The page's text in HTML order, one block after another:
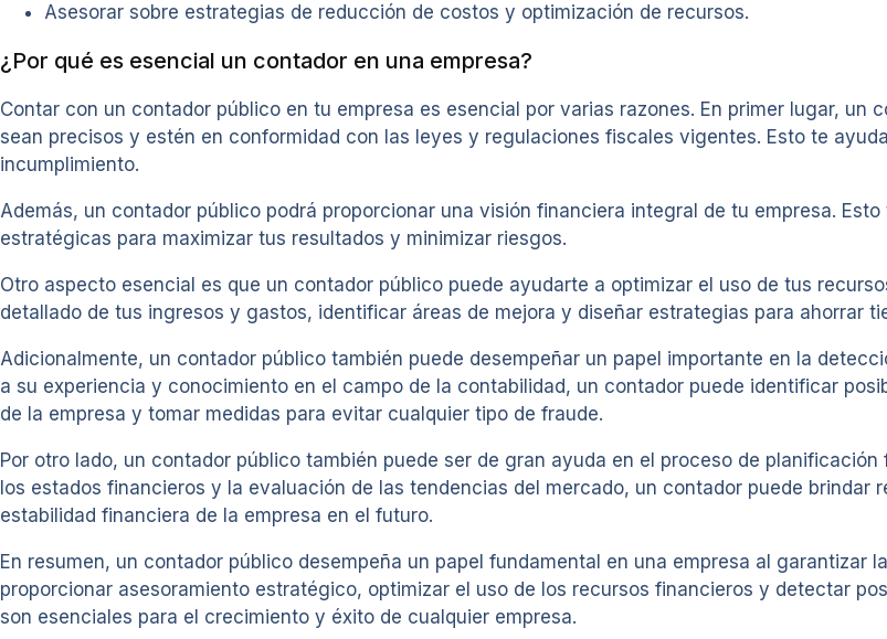
Asesorar sobre estrategias de reducción de costos y optimización de recursos.
¿Por qué es esencial un contador en una empresa?
Contar con un contador público en tu empresa es esencial por varias razones. En primer lugar, un
sean precisos y estén en conformidad con las leyes y regulaciones fiscales vigentes. Esto te
incumplimiento.
Además, un contador público podrá proporcionar una visión financiera integral de tu empresa.
estratégicas para maximizar tus resultados y minimizar riesgos.
Otro aspecto esencial es que un contador público puede ayudarte a optimizar el uso de tus
detallado de tus ingresos y gastos, identificar áreas de mejora y diseñar estrategias para ahorrar
Adicionalmente, un contador público también puede desempeñar un papel importante en la
a su experiencia y conocimiento en el campo de la contabilidad, un contador puede identificar
de la empresa y tomar medidas para evitar cualquier tipo de fraude.
Por otro lado, un contador público también puede ser de gran ayuda en el proceso de
los estados financieros y la evaluación de las tendencias del mercado, un contador puede brindar
estabilidad financiera de la empresa en el futuro.
En resumen, un contador público desempeña un papel fundamental en una empresa al garantizar
proporcionar asesoramiento estratégico, optimizar el uso de los recursos financieros y detectar
son esenciales para el crecimiento y éxito de cualquier empresa.